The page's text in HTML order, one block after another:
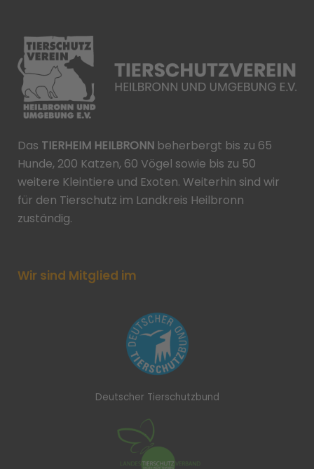
Das TIERHEIM HEILBRONN beherbergt bis zu 65
Hunde, 200 Katzen, 60 Vögel sowie bis zu 50
weitere Kleintiere und Exoten. Weiterhin sind wir
für den Tierschutz im Landkreis Heilbronn
zuständig.
Wir sind Mitglied im
Deutscher Tierschutzbund